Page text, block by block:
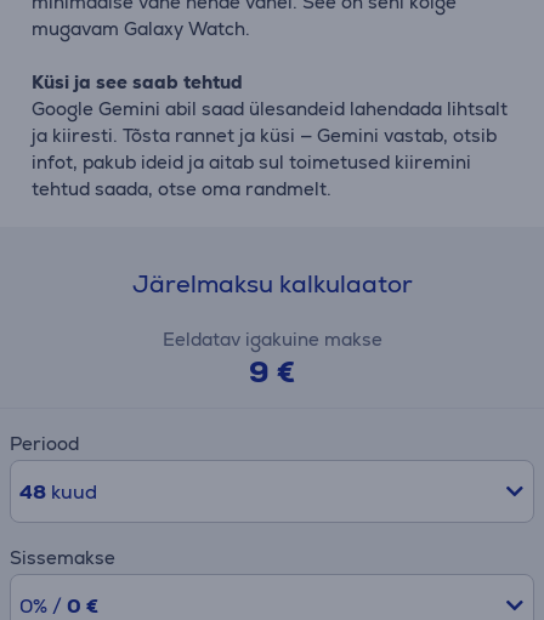
mugavam Galaxy Watch.
Küsi ja see saab tehtud
Google Gemini abil saad ülesandeid lahendada lihtsalt
ja kiiresti. Tõsta rannet ja küsi — Gemini vastab, otsib
infot, pakub ideid ja aitab sul toimetused kiiremini
tehtud saada, otse oma randmelt.
Järelmaksu kalkulaator
Eeldatav igakuine makse
9 €
Periood
48kuud
Sissemakse
0% / 0 €